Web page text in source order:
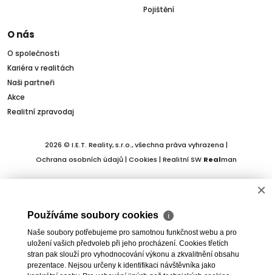
Pojištění
O nás
O společnosti
Kariéra v realitách
Naši partneři
Akce
Realitní zpravodaj
2026 © I.E.T. Reality, s.r.o., všechna práva vyhrazena |
Ochrana osobních údajů| Cookies | Realitní SW Realman
×
Používáme soubory cookies ℹ
Naše soubory potřebujeme pro samotnou funkčnost webu a pro
uložení vašich předvoleb při jeho procházení. Cookies třetích
stran pak slouží pro vyhodnocování výkonu a zkvalitnění obsahu
prezentace. Nejsou určeny k identifikaci návštěvníka jako